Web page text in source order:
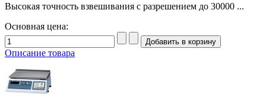
Высокая точность взвешивания с разрешением до 30000 ...
Основная цена:
Описание товара